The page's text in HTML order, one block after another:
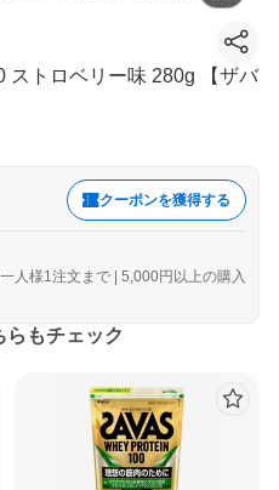
ストロベリー味 280g 【ザバ
クーポンを獲得する
人様1注文まで | 5,000円以上の購入
らもチェック